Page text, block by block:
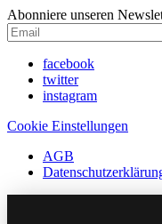
Abonniere unseren
facebook
twitter
instagram
Cookie Einstellungen
AGB